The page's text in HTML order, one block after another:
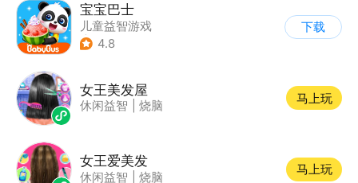
宝宝巴士
儿童益智游戏
| 启蒙早教
4.8
下载
女王美发屋
休闲益智 烧脑
马上玩
女王爱美发
休闲益智 烧脑
马上玩